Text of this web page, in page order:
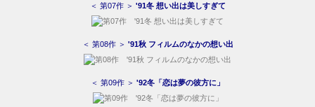
＜ 第07作 ＞ '91冬 想い出は美しすぎて
＜ 第08作 ＞ '91秋 フィルムのなかの想い出
＜ 第09作 ＞ '92冬「恋は夢の彼方に」